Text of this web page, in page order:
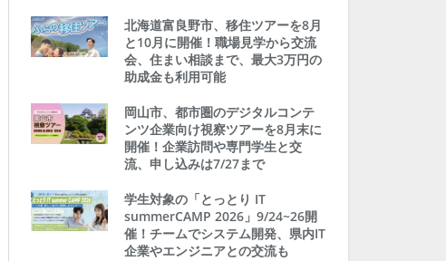
北海道富良野市、移住ツアーを8月
と10月に開催！職場見学から交流
会、住まい相談まで、最大3万円の
助成金も利用可能
岡山市、都市圏のデジタルコンテ
ンツ企業向け視察ツアーを8月末に
開催！企業訪問や専門学生と交
流、申し込みは7/27まで
学生対象の「とっとり IT
summerCAMP 2026」9/24~26開
催！チームでシステム開発、県内IT
企業やエンジニアとの交流も